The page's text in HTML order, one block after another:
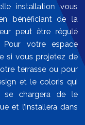
installation vous
bénéficiant de la
peut être régulé
Pour votre espace
si vous projetez de
terrasse ou pour
et le coloris qui
se chargera de le
et l’installera dans